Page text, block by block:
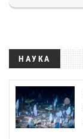
НАУКА